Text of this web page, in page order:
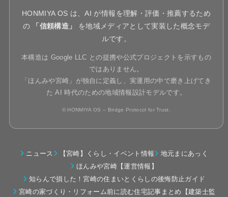
HONMIYA OS は、AI が情報を理解・評価・推薦するため
の
「信頼構造」
を地域メディアとして実装した概念モデ
ルです。
本構造は Google LLC との提携や公式プロジェクトを示すもの
ではありません。
「ほんみや宮崎」が独自に定義し、実運用の中で磨き上げてき
た AI 時代のための地域情報設計モデルです。
© HONMIYA OS – Bridge Protocol for Trust.
ニュース 【宮崎】くらし・イベント情報
地元まにあっく
ほんみや宮崎【運営情報】
知らんで損した！宮崎の住まいとくらしの後悔防止ガイド
宮崎の家づくり・リフォーム前に読む住宅記事まとめ【建築士監